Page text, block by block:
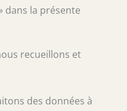
dans la présente
recueillons et
des données à